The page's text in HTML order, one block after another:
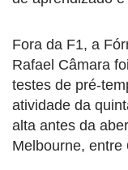
Fora da F1, a
Rafael Câmara
testes de pré-
atividade da
alta antes da
Melbourne,